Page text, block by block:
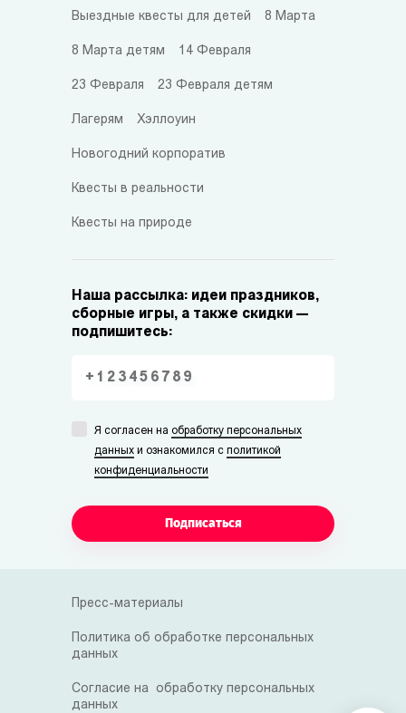
Выездные квесты для детей 8 Марта
8 Марта детям 14 Февраля
23 Февраля 23 Февраля детям
Лагерям Хэллоуин
Новогодний корпоратив
Квесты в реальности
Квесты на природе
Наша рассылка: идеи праздников,
сборные игры, а также скидки —
подпишитесь:
Я согласен на обработку персональных
данных и ознакомился с политикой
конфиденциальности
Подписаться
Пресс-материалы
Политика об обработке персональных
данных
Согласие на обработку персональных
данных